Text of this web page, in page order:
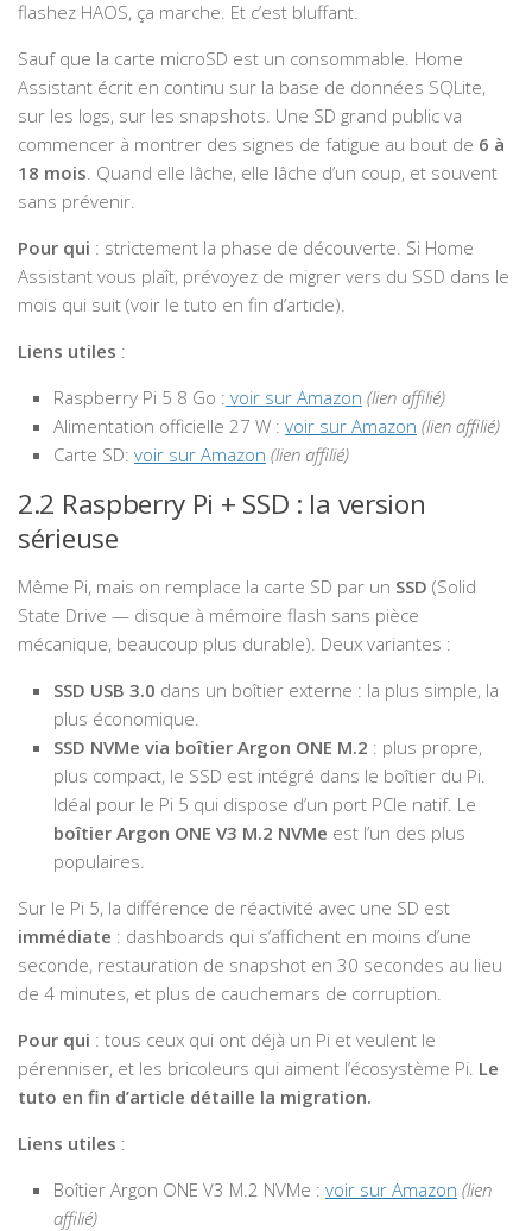
flashez HAOS, ça marche. Et c’est bluffant.
Sauf que la carte microSD est un consommable. Home
Assistant écrit en continu sur la base de données SQLite,
sur les logs, sur les snapshots. Une SD grand public va
commencer à montrer des signes de fatigue au bout de 6 à
18 mois . Quand elle lâche, elle lâche d’un coup, et souvent
sans prévenir.
Pour qui : strictement la phase de découverte. Si Home
Assistant vous plaît, prévoyez de migrer vers du SSD dans le
mois qui suit (voir le tuto en fin d’article).
Liens utiles :
Raspberry Pi 5 8 Go : voir sur Amazon (lien affilié)
Alimentation officielle 27 W : voir sur Amazon (lien affilié)
Carte SD: voir sur Amazon (lien affilié)
2.2 Raspberry Pi + SSD : la version
sérieuse
Même Pi, mais on remplace la carte SD par un SSD (Solid
State Drive — disque à mémoire flash sans pièce
mécanique, beaucoup plus durable). Deux variantes :
SSD USB 3.0 dans un boîtier externe : la plus simple, la
plus économique.
SSD NVMe via boîtier Argon ONE M.2 : plus propre,
plus compact, le SSD est intégré dans le boîtier du Pi.
Idéal pour le Pi 5 qui dispose d’un port PCIe natif. Le
boîtier Argon ONE V3 M.2 NVMe est l’un des plus
populaires.
Sur le Pi 5, la différence de réactivité avec une SD est
immédiate : dashboards qui s’affichent en moins d’une
seconde, restauration de snapshot en 30 secondes au lieu
de 4 minutes, et plus de cauchemars de corruption.
Pour qui : tous ceux qui ont déjà un Pi et veulent le
pérenniser, et les bricoleurs qui aiment l’écosystème Pi. Le
tuto en fin d’article détaille la migration.
Liens utiles :
Boîtier Argon ONE V3 M.2 NVMe : voir sur Amazon (lien
affilié)